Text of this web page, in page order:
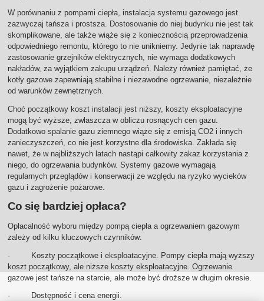
W porównaniu z pompami ciepła, instalacja systemu gazowego jest
zazwyczaj tańsza i prostsza. Dostosowanie do niej budynku nie jest tak
skomplikowane, ale także wiąże się z koniecznością przeprowadzenia
odpowiedniego remontu, którego to nie unikniemy. Jedynie tak naprawdę
zastosowanie grzejników elektrycznych, nie wymaga dodatkowych
nakładów, za wyjątkiem zakupu urządzeń. Należy również pamiętać, że
kotły gazowe zapewniają stabilne i niezawodne ogrzewanie, niezależnie
od warunków zewnętrznych.
Choć początkowy koszt instalacji jest niższy, koszty eksploatacyjne
mogą być wyższe, zwłaszcza w obliczu rosnących cen gazu.
Dodatkowo spalanie gazu ziemnego wiąże się z emisją CO2 i innych
zanieczyszczeń, co nie jest korzystne dla środowiska. Zakłada się
nawet, że w najbliższych latach nastąpi całkowity zakaz korzystania z
niego, do ogrzewania budynków. Systemy gazowe wymagają
regularnych przeglądów i konserwacji ze względu na ryzyko wycieków
gazu i zagrożenie pożarowe.
Co się bardziej opłaca?
Opłacalność wyboru między pompą ciepła a ogrzewaniem gazowym
zależy od kilku kluczowych czynników:
· Koszty początkowe i eksploatacyjne. Pompy ciepła mają wyższy
koszt początkowy, ale niższe koszty eksploatacyjne. Ogrzewanie
gazowe jest tańsze na starcie, ale może być droższe w długim okresie.
· Dostępność i cena energii.